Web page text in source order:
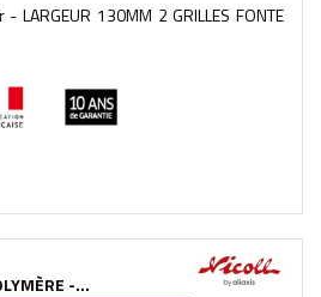
LARGEUR 130MM 2 GRILLES FONTE
-...